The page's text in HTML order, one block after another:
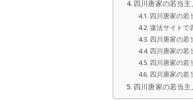
四川唐家の若当
四川唐家の若
違法サイトで
四川唐家の若
四川唐家の若
四川唐家の若
四川唐家の若
四川唐家の若当